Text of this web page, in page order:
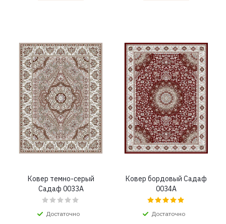
Ковер темно-серый
Садаф 0033A
Достаточно
Ковер бордовый Садаф
0034A
Достаточно